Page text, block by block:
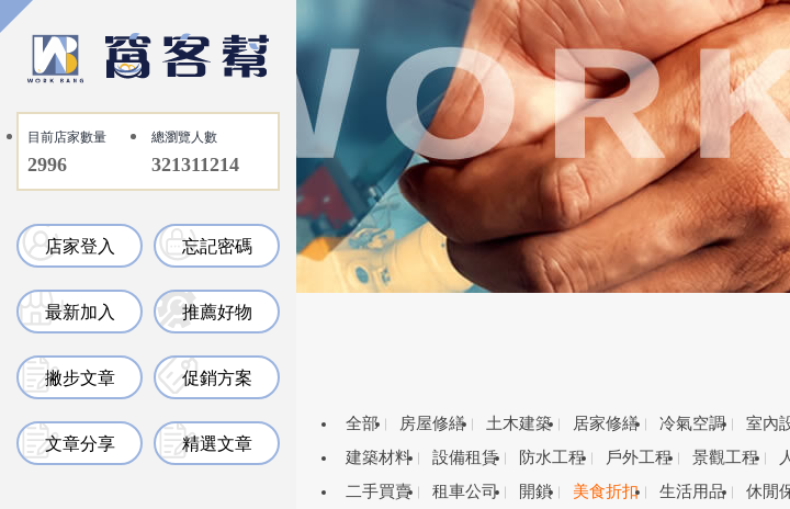
目前店家數量
2996
總瀏覽人數
321311214
店家登入 忘記密碼
最新加入 推薦好物
撇步文章 促銷方案
文章分享 精選文章
全部 房屋修繕 土木建築 居家修繕 冷氣空調 室內
建築材料
設備租賃 防水工程 戶外工程 景觀工程
二手買賣
租車公司 開鎖 美食折扣 生活用品 休閒